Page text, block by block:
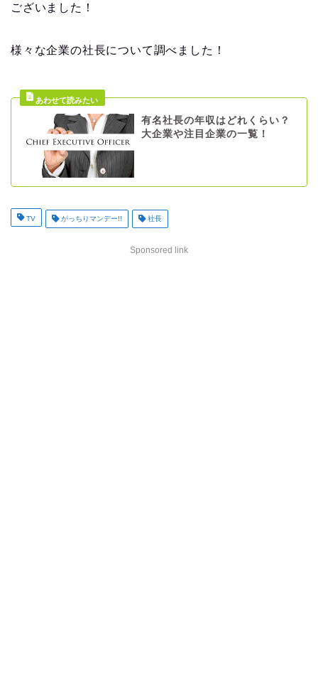
ございました！
様々な企業の社長について調べました！
有名社長の年収はどれくらい？
大企業や注目企業の一覧！
TV がっちりマンデー!! 社長
Sponsored link